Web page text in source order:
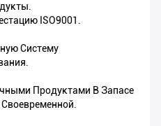
ISO9001.
Систему
Продуктами В Запасе